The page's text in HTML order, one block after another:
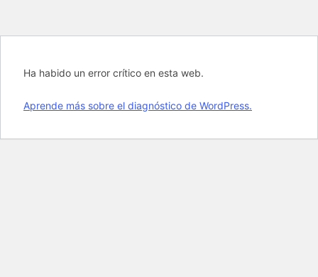
Ha habido un error crítico en esta web.
Aprende más sobre el diagnóstico de WordPress.